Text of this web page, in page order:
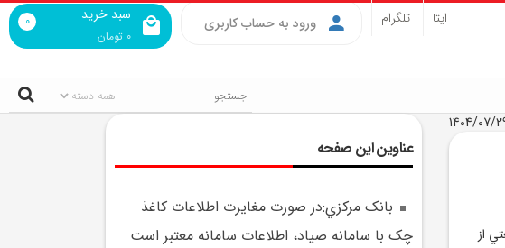
سبد خرید
0 تومان
0 ورود به حساب کاربری ایتا تلگرام
عناوین این صفحه
بانک مرکزي:در صورت مغايرت اطلاعات کاغذ
چک با سامانه صياد، اطلاعات سامانه معتبر است